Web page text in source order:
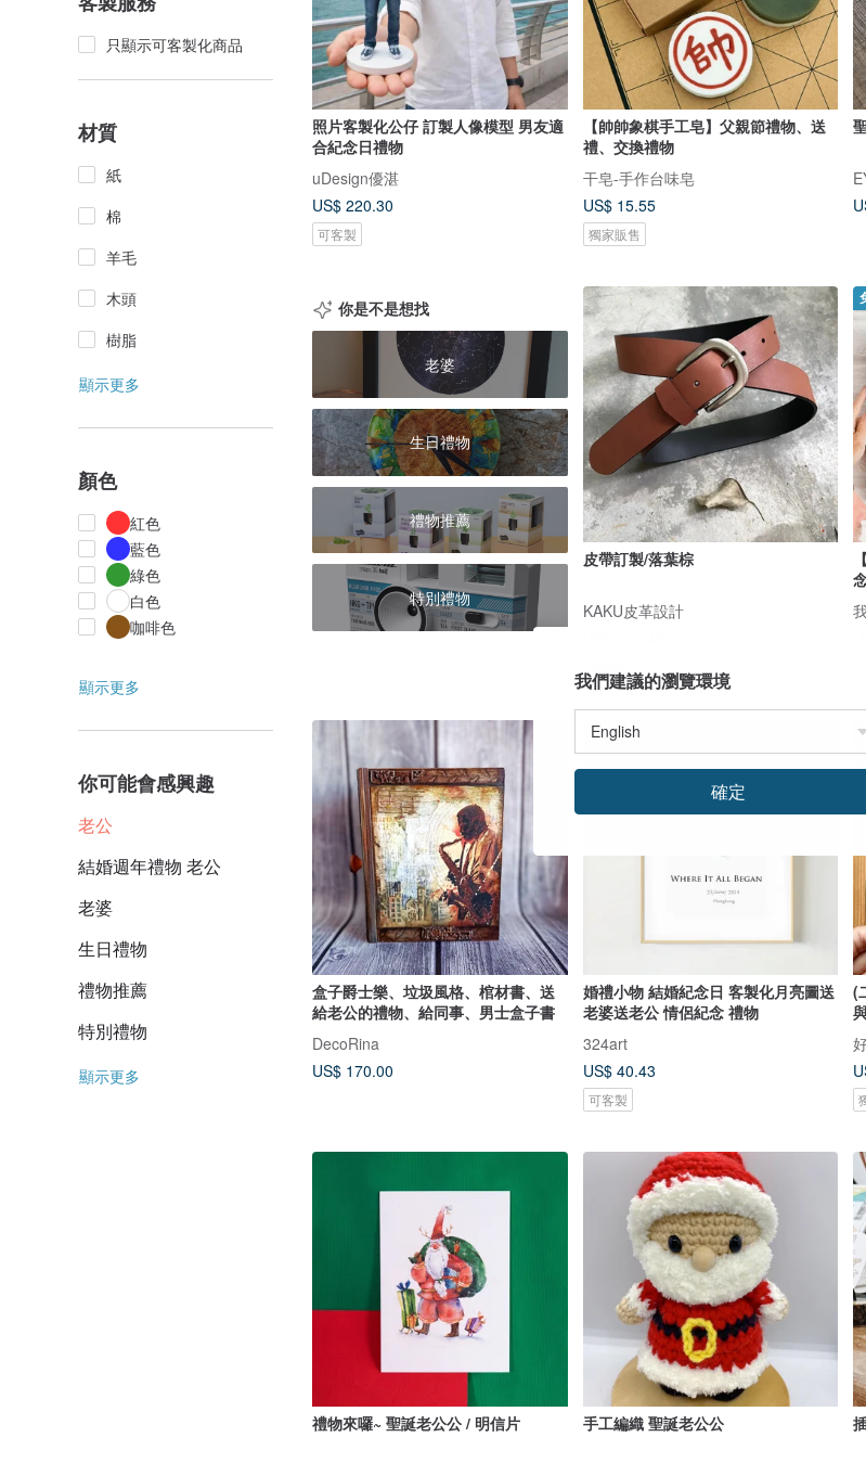
只顯示可客製化商品
材質
紙
棉
羊毛
木頭
樹脂
顯示更多
顏色
紅色
藍色
綠色
白色
咖啡色
顯示更多
你可能會感興趣
老公
結婚週年禮物 老公
老婆
生日禮物
禮物推薦
特別禮物
顯示更多
照片客製化公仔 訂製人像模型 男友適
合紀念日禮物
uDesign優湛
US$ 220.30
可客製
【帥帥象棋手工皂】父親節禮物、送
禮、交換禮物
干皂-手作台味皂
US$ 15.55
獨家販售
你是不是想找
老婆
生日禮物
禮物推薦
特別禮物
皮帶訂製/落葉棕
KAKU皮革設計
盒子爵士樂、垃圾風格、棺材書、送
給老公的禮物、給同事、男士盒子書
DecoRina
US$ 170.00
婚禮小物 結婚紀念日 客製化月亮圖送
老婆送老公 情侶紀念 禮物
324art
US$ 40.43
可客製
(
禮物來囉~ 聖誕老公公 / 明信片 手工編織 聖誕老公公
我們建議的瀏覽環境
確定